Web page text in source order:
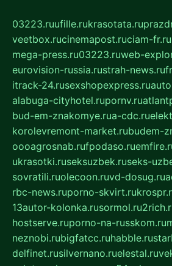
03223.ruufille.rukrasotata.ru
veetbox.rucinemapost.ruciam-fr.ru
mega-press.ru03223.ruweb-
eurovision-russia.rustrah-news.ru
itrack-24.rusexshopexpress.ru
alabuga-cityhotel.rupornv.ru
bud-em-znakomye.rua-cdc.ru
korolevremont-market.rubudem-
oooagrosnab.rufpodaso.ru
ukrasotki.ruseksuzbek.ruseks-
sovratili.ruolecoon.ruvd-dosug.ru
rbc-news.ruporno-skvirt.ru
13autor-kolonka.rusormol.ru
hostserve.ruporno-na-russkom.ru
neznobi.rubigfatcc.ruhabble.ru
delfinet.rusilvernano.ruelestal.ru